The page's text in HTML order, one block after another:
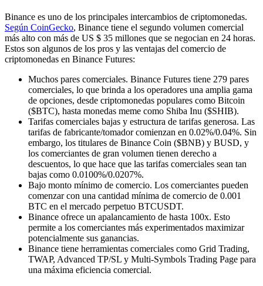
Binance es uno de los principales intercambios de criptomonedas.
Según CoinGecko, Binance tiene el segundo volumen comercial
más alto con más de US $ 35 millones que se negocian en 24 horas.
Estos son algunos de los pros y las ventajas del comercio de
criptomonedas en Binance Futures:
Muchos pares comerciales. Binance Futures tiene 279 pares
comerciales, lo que brinda a los operadores una amplia gama
de opciones, desde criptomonedas populares como Bitcoin
($BTC), hasta monedas meme como Shiba Inu ($SHIB).
Tarifas comerciales bajas y estructura de tarifas generosa. Las
tarifas de fabricante/tomador comienzan en 0.02%/0.04%. Sin
embargo, los titulares de Binance Coin ($BNB) y BUSD, y
los comerciantes de gran volumen tienen derecho a
descuentos, lo que hace que las tarifas comerciales sean tan
bajas como 0.0100%/0.0207%.
Bajo monto mínimo de comercio. Los comerciantes pueden
comenzar con una cantidad mínima de comercio de 0.001
BTC en el mercado perpetuo BTCUSDT.
Binance ofrece un apalancamiento de hasta 100x. Esto
permite a los comerciantes más experimentados maximizar
potencialmente sus ganancias.
Binance tiene herramientas comerciales como Grid Trading,
TWAP, Advanced TP/SL y Multi-Symbols Trading Page para
una máxima eficiencia comercial.